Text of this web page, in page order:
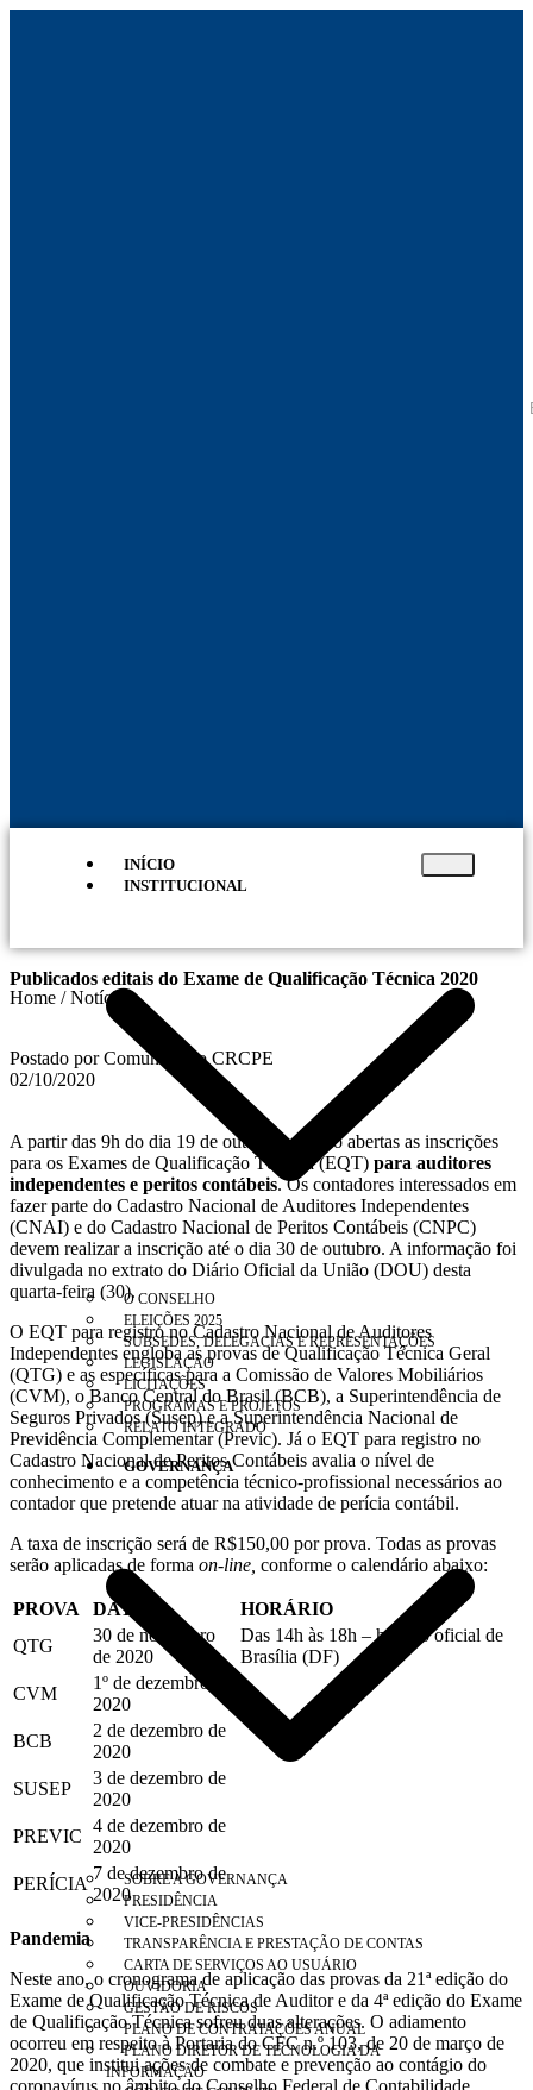
INÍCIO
INSTITUCIONAL
O CONSELHO
ELEIÇÕES 2025
SUBSEDES, DELEGACIAS E REPRESENTAÇÕES
LEGISLAÇÃO
LICITAÇÕES
PROGRAMAS E PROJETOS
RELATO INTEGRADO
GOVERNANÇA
SOBRE A GOVERNANÇA
PRESIDÊNCIA
VICE-PRESIDÊNCIAS
TRANSPARÊNCIA E PRESTAÇÃO DE CONTAS
CARTA DE SERVIÇOS AO USUÁRIO
OUVIDORIA
GESTÃO DE RISCOS
PLANO DE CONTRATAÇÕES ANUAL
PLANO DIRETOR DE TECNOLOGIA DA
INFORMAÇÃO
Publicados editais do Exame de Qualificação Técnica 2020
Home / Notícias
Postado por Comunicação CRCPE
02/10/2020
A partir das 9h do dia 19 de outubro, estarão abertas as inscrições
para os Exames de Qualificação Técnica (EQT) para auditores
independentes e peritos contábeis. Os contadores interessados em
fazer parte do Cadastro Nacional de Auditores Independentes
(CNAI) e do Cadastro Nacional de Peritos Contábeis (CNPC)
devem realizar a inscrição até o dia 30 de outubro. A informação foi
divulgada no extrato do Diário Oficial da União (DOU) desta
quarta-feira (30).
O EQT para registro no Cadastro Nacional de Auditores
Independentes engloba as provas de Qualificação Técnica Geral
(QTG) e as específicas para a Comissão de Valores Mobiliários
(CVM), o Banco Central do Brasil (BCB), a Superintendência de
Seguros Privados (Susep) e a Superintendência Nacional de
Previdência Complementar (Previc). Já o EQT para registro no
Cadastro Nacional de Peritos Contábeis avalia o nível de
conhecimento e a competência técnico-profissional necessários ao
contador que pretende atuar na atividade de perícia contábil.
A taxa de inscrição será de R$150,00 por prova. Todas as provas
serão aplicadas de forma on-line, conforme o calendário abaixo:
PROVA DATA
HORÁRIO
QTG
30 de novembro
de 2020
Das 14h às 18h – horário oficial de
Brasília (DF)
CVM
1º de dezembro de
2020
BCB
2 de dezembro de
2020
SUSEP
3 de dezembro de
2020
PREVIC
4 de dezembro de
2020
PERÍCIA
7 de dezembro de
2020
Pandemia
Neste ano, o cronograma de aplicação das provas da 21ª edição do
Exame de Qualificação Técnica de Auditor e da 4ª edição do Exame
de Qualificação Técnica sofreu duas alterações. O adiamento
ocorreu em respeito à Portaria do CFC n.º 103, de 20 de março de
2020, que institui ações de combate e prevenção ao contágio do
coronavírus no âmbito do Conselho Federal de Contabilidade